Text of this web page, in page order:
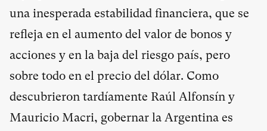
una inesperada estabilidad financiera, que se
refleja en el aumento del valor de bonos y
acciones y en la baja del riesgo país, pero
sobre todo en el precio del dólar. Como
descubrieron tardíamente Raúl Alfonsín y
Mauricio Macri, gobernar la Argentina es